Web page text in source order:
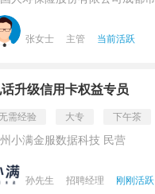
张女士 主管 当前活跃
升级信用卡权益专员
需经验 大专 下午茶
小满金服数据科技 民营
孙先生 招聘经理 刚刚活跃